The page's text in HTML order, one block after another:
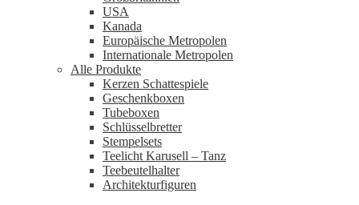
USA
Kanada
Europäische Metropolen
Internationale Metropolen
Alle Produkte
Kerzen Schattespiele
Geschenkboxen
Tubeboxen
Schlüsselbretter
Stempelsets
Teelicht Karusell – Tanz
Teebeutelhalter
Architekturfiguren